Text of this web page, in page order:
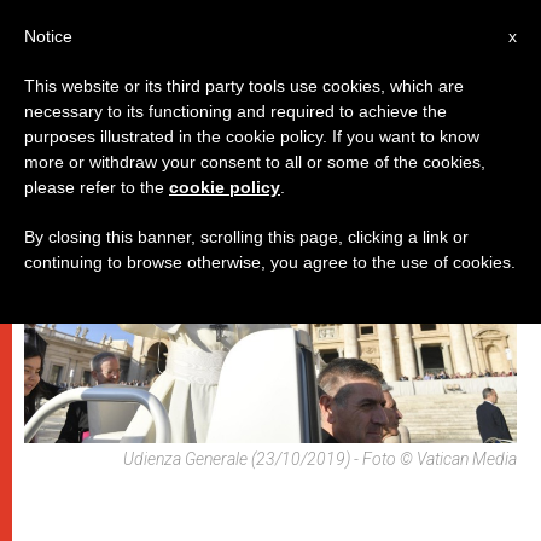
PAPI
Udienza Generale (23/10/2019) - Foto © Vatican Media
x
Notice
This website or its third party tools use cookies, which are
necessary to its functioning and required to achieve the
purposes illustrated in the cookie policy. If you want to know
more or withdraw your consent to all or some of the cookies,
please refer to the cookie policy
By closing this banner, scrolling this page, clicking a link or
continuing to browse otherwise, you agree to the use of cookies.